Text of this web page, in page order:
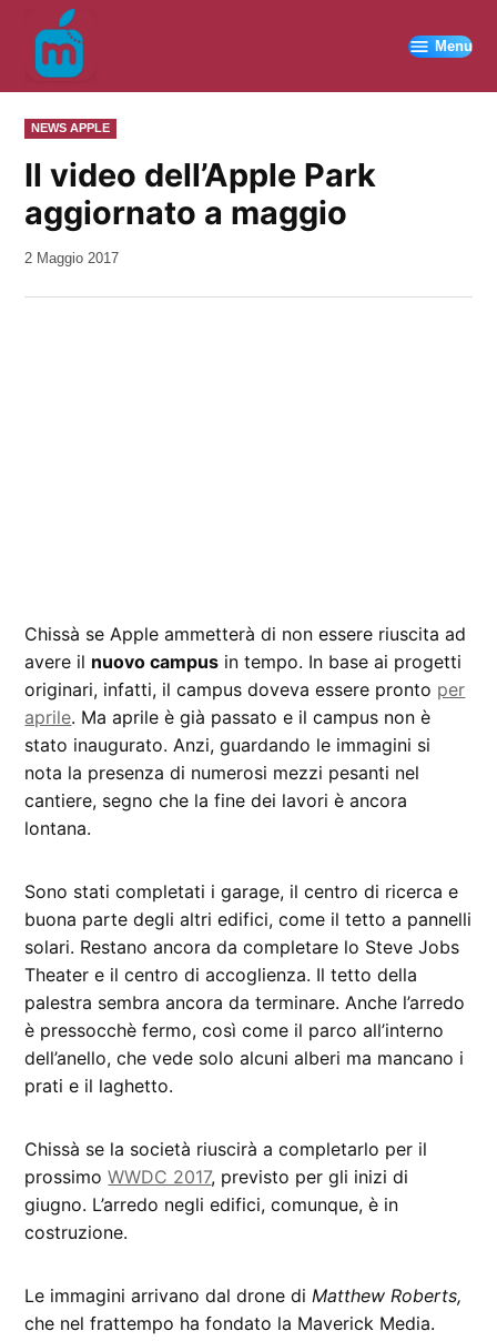
contenuto
Menu
PUBBLICATO
IN
NEWS APPLE
Il video dell’Apple Park
aggiornato a maggio
da
2 Maggio 2017
Chissà se Apple ammetterà di non essere riuscita ad
avere il nuovo campus in tempo. In base ai progetti
originari, infatti, il campus doveva essere pronto per
aprile. Ma aprile è già passato e il campus non è
stato inaugurato. Anzi, guardando le immagini si
nota la presenza di numerosi mezzi pesanti nel
cantiere, segno che la fine dei lavori è ancora
lontana.
Sono stati completati i garage, il centro di ricerca e
buona parte degli altri edifici, come il tetto a pannelli
solari. Restano ancora da completare lo Steve Jobs
Theater e il centro di accoglienza. Il tetto della
palestra sembra ancora da terminare. Anche l’arredo
è pressocchè fermo, così come il parco all’interno
dell’anello, che vede solo alcuni alberi ma mancano i
prati e il laghetto.
Chissà se la società riuscirà a completarlo per il
prossimoWWDC 2017, previsto per gli inizi di
giugno. L’arredo negli edifici, comunque, è in
costruzione.
Le immagini arrivano dal drone di Matthew Roberts,
che nel frattempo ha fondato la Maverick Media.